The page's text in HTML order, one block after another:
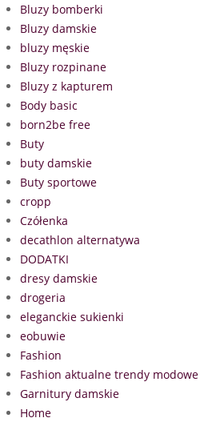
Bluzy bomberki
Bluzy damskie
bluzy męskie
Bluzy rozpinane
Bluzy z kapturem
Body basic
born2be free
Buty
buty damskie
Buty sportowe
cropp
Czółenka
decathlon alternatywa
DODATKI
dresy damskie
drogeria
eleganckie sukienki
eobuwie
Fashion
Fashion aktualne trendy modowe
Garnitury damskie
Home